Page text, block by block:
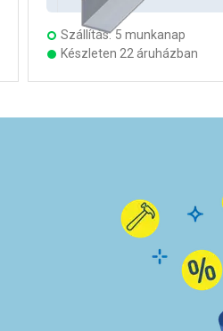
Szállítás: 5 munkanap
Készleten 22 áruházban